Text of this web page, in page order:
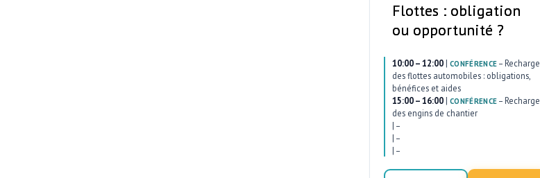
Flottes : obligation
ou opportunité ?
10:00 – 12:00 | CONFÉRENCE – Recharge
des flottes automobiles : obligations,
bénéfices et aides
15:00 – 16:00 | CONFÉRENCE – Recharge
des engins de chantier
| –
| –
| –